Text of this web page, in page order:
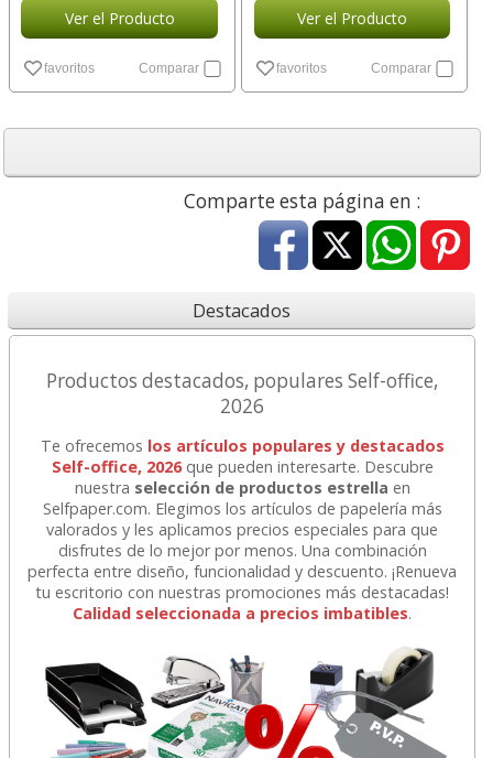
Ver el Producto
favoritos Comparar
Ver el Producto
favoritos Comparar
Comparte esta página en :
Destacados
Productos destacados, populares Self-office,
2026
Te ofrecemos los artículos populares y destacados
Self-office, 2026 que pueden interesarte. Descubre
nuestra selección de productos estrella en
Selfpaper.com. Elegimos los artículos de papelería más
valorados y les aplicamos precios especiales para que
disfrutes de lo mejor por menos. Una combinación
perfecta entre diseño, funcionalidad y descuento. ¡Renueva
tu escritorio con nuestras promociones más destacadas!
Calidad seleccionada a precios imbatibles.